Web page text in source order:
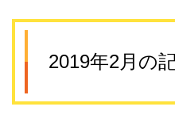
2019年2月の